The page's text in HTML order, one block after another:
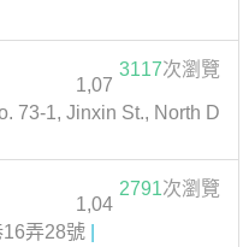
3117次瀏覽
1,07
73-1, Jinxin St., North D
2791次瀏覽
1,04
弄28號